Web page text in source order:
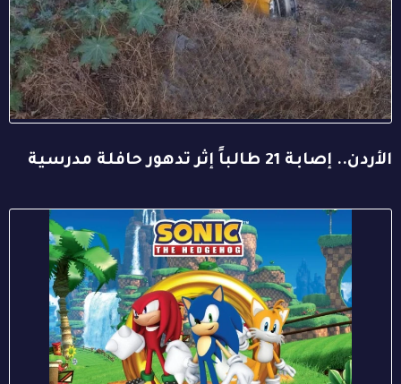
الأردن.. إصابة 21 طالباً إثر تدهور حافلة مدرسية